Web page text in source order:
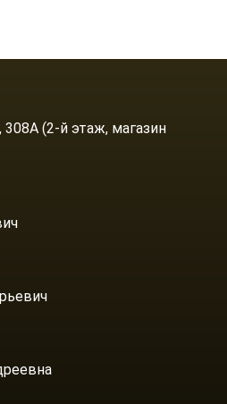
308А (2-й этаж, магазин